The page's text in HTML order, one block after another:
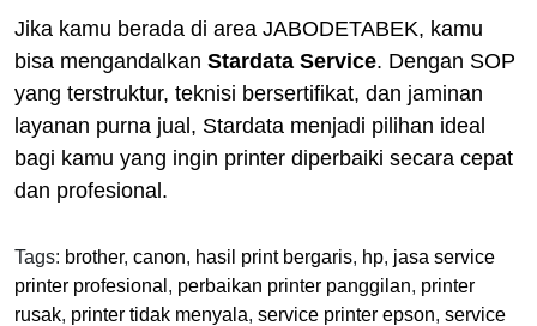
Jika kamu berada di area JABODETABEK, kamu
bisa mengandalkan Stardata Service. Dengan SOP
yang terstruktur, teknisi bersertifikat, dan jaminan
layanan purna jual, Stardata menjadi pilihan ideal
bagi kamu yang ingin printer diperbaiki secara cepat
dan profesional.
Tags: brother, canon, hasil print bergaris, hp, jasa service
printer profesional , perbaikan printer panggilan, printer
rusak, printer tidak menyala, service printer epson, service